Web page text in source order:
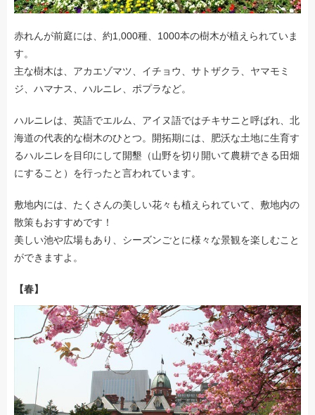
赤れんが前庭には、約1,000種、1000本の樹木が植えられていま
す。
主な樹木は、アカエゾマツ、イチョウ、サトザクラ、ヤマモミ
ジ、ハマナス、ハルニレ、ポプラなど。
ハルニレは、英語でエルム、アイヌ語ではチキサニと呼ばれ、北
海道の代表的な樹木のひとつ。開拓期には、肥沃な土地に生育す
るハルニレを目印にして開墾（山野を切り開いて農耕できる田畑
にすること）を行ったと言われています。
敷地内には、たくさんの美しい花々も植えられていて、敷地内の
散策もおすすめです！
美しい池や広場もあり、シーズンごとに様々な景観を楽しむこと
ができますよ。
【春】